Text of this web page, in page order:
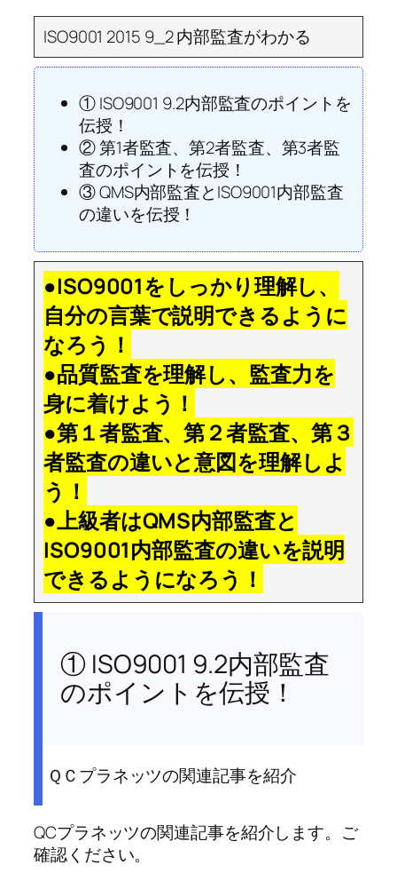
ISO9001 2015 9_2 内部監査がわかる
① ISO9001 9.2内部監査のポイントを
伝授！
② 第1者監査、第2者監査、第3者監
査のポイントを伝授！
③ QMS内部監査とISO9001内部監査
の違いを伝授！
●ISO9001をしっかり理解し、
自分の言葉で説明できるように
なろう！
●品質監査を理解し、監査力を
身に着けよう！
●第１者監査、第２者監査、第３
者監査の違いと意図を理解しよ
う！
●上級者はQMS内部監査と
ISO9001内部監査の違いを説明
できるようになろう！
① ISO9001 9.2内部監査
のポイントを伝授！
ＱＣプラネッツの関連記事を紹介
QCプラネッツの関連記事を紹介します。ご
確認ください。